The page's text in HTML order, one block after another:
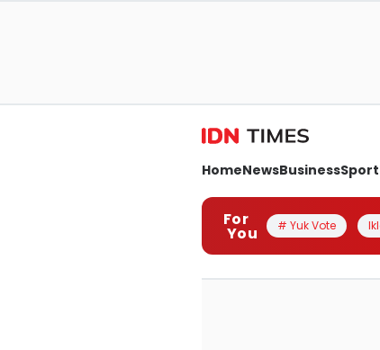
HomeNewsBusinessSport
For
You # Yuk Vote